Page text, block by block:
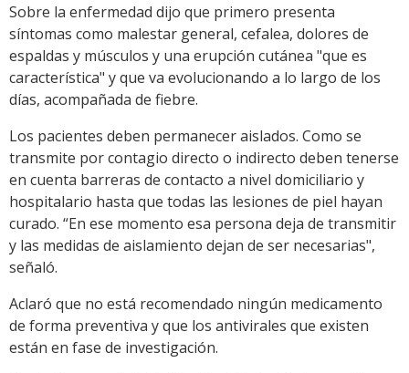
Sobre la enfermedad dijo que primero presenta
síntomas como malestar general, cefalea, dolores de
espaldas y músculos y una erupción cutánea "que es
característica" y que va evolucionando a lo largo de los
días, acompañada de fiebre.
Los pacientes deben permanecer aislados. Como se
transmite por contagio directo o indirecto deben tenerse
en cuenta barreras de contacto a nivel domiciliario y
hospitalario hasta que todas las lesiones de piel hayan
curado. “En ese momento esa persona deja de transmitir
y las medidas de aislamiento dejan de ser necesarias",
señaló.
Aclaró que no está recomendado ningún medicamento
de forma preventiva y que los antivirales que existen
están en fase de investigación.